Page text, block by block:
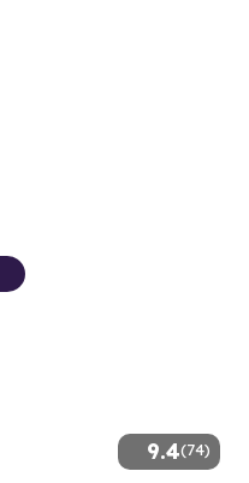
9.4(74)